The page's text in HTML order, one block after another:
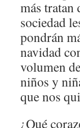
más tratan
sociedad
pondrán
navidad
volumen
niños y
que nos
¿Qué